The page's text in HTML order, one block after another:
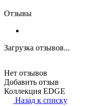
Отзывы
Загрузка отзывов...
Нет отзывов
Добавить отзыв
Коллекция EDGE
Назад к списку